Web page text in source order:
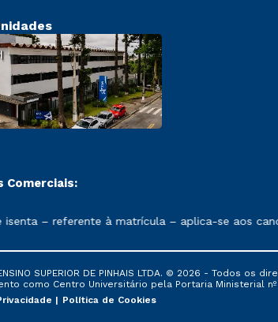
Comerciais:
de rematrícula conforme exposto no
– referente à matrícula – aplica-se aos
SUPERIOR DE PINHAIS LTDA. © 2026 - Todos os
como Centro Universitário pela Portaria Ministerial
Política de Cookies